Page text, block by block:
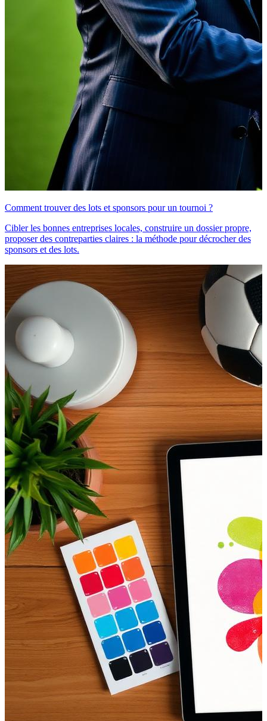
Comment trouver des lots et sponsors pour un tournoi ?
Cibler les bonnes entreprises locales, construire un dossier propre,
proposer des contreparties claires : la méthode pour décrocher des
sponsors et des lots.